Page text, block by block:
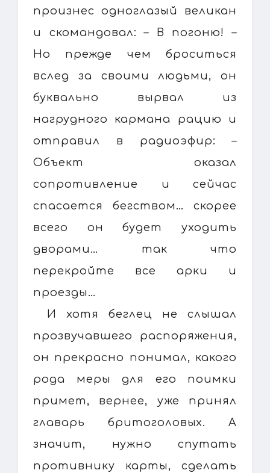
произнес одноглазый великан
и скомандовал: – В погоню! –
Но прежде чем броситься
вслед за своими людьми, он
буквально вырвал из
нагрудного кармана рацию и
отправил в радиоэфир: –
Объект оказал
сопротивление и сейчас
спасается бегством… скорее
всего он будет уходить
дворами… так что
перекройте все арки и
проезды…
И хотя беглец не слышал
прозвучавшего распоряжения,
он прекрасно понимал, какого
рода меры для его поимки
примет, вернее, уже принял
главарь бритоголовых. А
значит, нужно спутать
противнику карты, сделать